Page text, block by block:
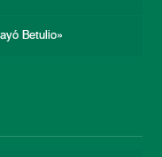
Betulio»